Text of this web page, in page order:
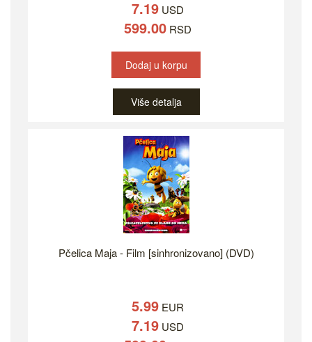
7.19 USD
599.00 RSD
Dodaj u korpu
Više detalja
Pčelica Maja - Film [sinhronizovano] (DVD)
5.99 EUR
7.19 USD